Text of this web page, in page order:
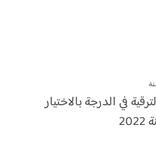
في الدرجة بالاختيار